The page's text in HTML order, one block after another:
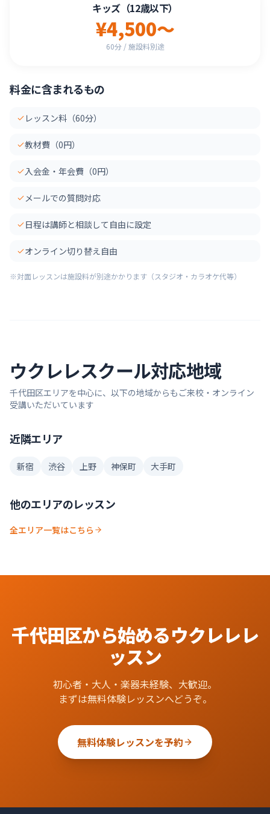
キッズ（12歳以下）
¥4,500〜
60分 / 施設料別途
料金に含まれるもの
レッスン料（60分）
教材費（0円）
入会金・年会費（0円）
メールでの質問対応
日程は講師と相談して自由に設定
オンライン切り替え自由
※対面レッスンは施設料が別途かかります（スタジオ・カラオケ代等）
ウクレレスクール対応地域
千代田区エリアを中心に、以下の地域からもご来校・オンライン
受講いただいています
近隣エリア
新宿 渋谷 上野 神保町 大手町
他のエリアのレッスン
全エリア一覧はこちら
千代田区から始めるウクレレレ
ッスン
初心者・大人・楽器未経験、大歓迎。
まずは無料体験レッスンへどうぞ。
無料体験レッスンを予約